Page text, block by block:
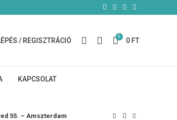
/ REGISZTRÁCIÓ 0 0 FT
KAPCSOLAT
55. – Amszterdam